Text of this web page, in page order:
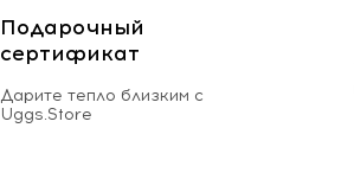
Подарочный
сертификат
Дарите тепло близким с
Uggs.Store